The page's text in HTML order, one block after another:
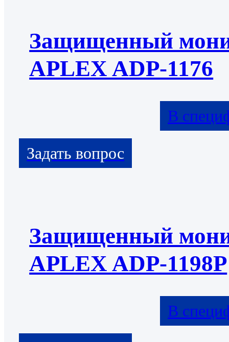
Защищенный
APLEX ADP-1176
В
Защищенный
APLEX ADP-1198P
В